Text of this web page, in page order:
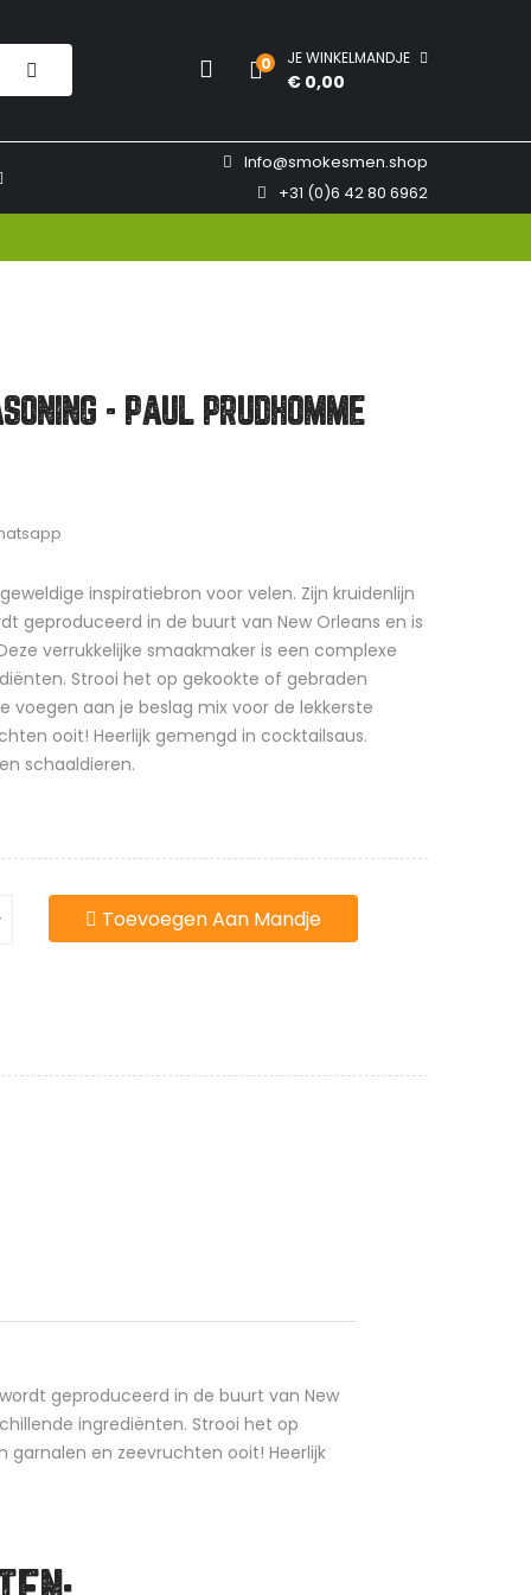
0 JE WINKELMANDJE
€ 0,00
Info@smokesmen.shop
+31 (0)6 42 80 6962
- PAUL PRUDHOMME
inspiratiebron voor velen. Zijn kruidenlijn
geproduceerd in de buurt van New Orleans en is
verrukkelijke smaakmaker is een complexe
Strooi het op gekookte of gebraden
voegen aan je beslag mix voor de lekkerste
ooit! Heerlijk gemengd in cocktailsaus.
schaaldieren.
Toevoegen Aan Mandje
geproduceerd in de buurt van New
ingrediënten. Strooi het op
en zeevruchten ooit! Heerlijk